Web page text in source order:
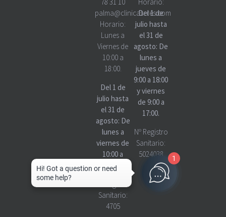
palma@clinicascres.com
Horario:
Lunes a
Viernes de
10:00 a
18:00.
Del 1 de
julio hasta
el 31 de
agosto: De
lunes a
viernes de
10:00 a
18:00
Nº Registro
Sanitario:
4705
Del 1 de
julio hasta
el 31 de
agosto: De
lunes a
jueves de
9:00 a 18:00
y viernes
de 9:00 a
17:00.
Nº Registro
Sanitario:
5024038
1